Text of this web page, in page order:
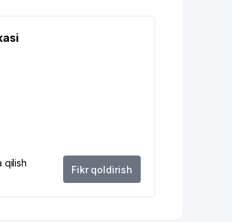
qilish
Fikr qoldirish